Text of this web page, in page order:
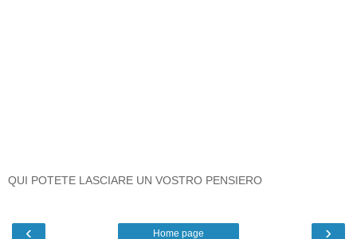
QUI POTETE LASCIARE UN VOSTRO PENSIERO
‹ ›
Home page